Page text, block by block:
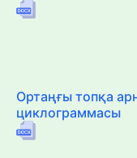
Ортаңғы топқа
циклограммасы